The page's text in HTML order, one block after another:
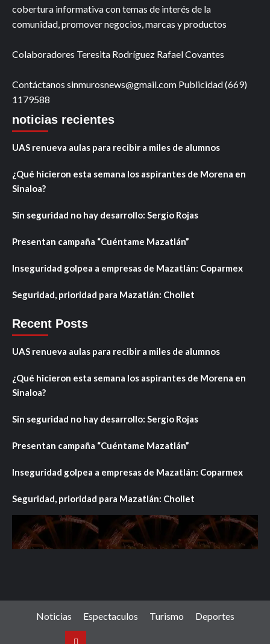
cobertura informativa con temas de interés de la
comunidad, promover negocios, marcas y productos
Colaboradores Teresita Rodríguez Rafael Covantes
Contáctanos sinmurosnews@gmail.com Publicidad (669)
1179588
noticias recientes
UAS renueva aulas para recibir a miles de alumnos
¿Qué hicieron esta semana los aspirantes de Morena en
Sinaloa?
Sin seguridad no hay desarrollo: Sergio Rojas
Presentan campaña “Cuéntame Mazatlán”
Inseguridad golpea a empresas de Mazatlán: Coparmex
Seguridad, prioridad para Mazatlán: Chollet
Recent Posts
UAS renueva aulas para recibir a miles de alumnos
¿Qué hicieron esta semana los aspirantes de Morena en
Sinaloa?
Sin seguridad no hay desarrollo: Sergio Rojas
Presentan campaña “Cuéntame Mazatlán”
Inseguridad golpea a empresas de Mazatlán: Coparmex
Seguridad, prioridad para Mazatlán: Chollet
Noticias Espectaculos Turismo Deportes